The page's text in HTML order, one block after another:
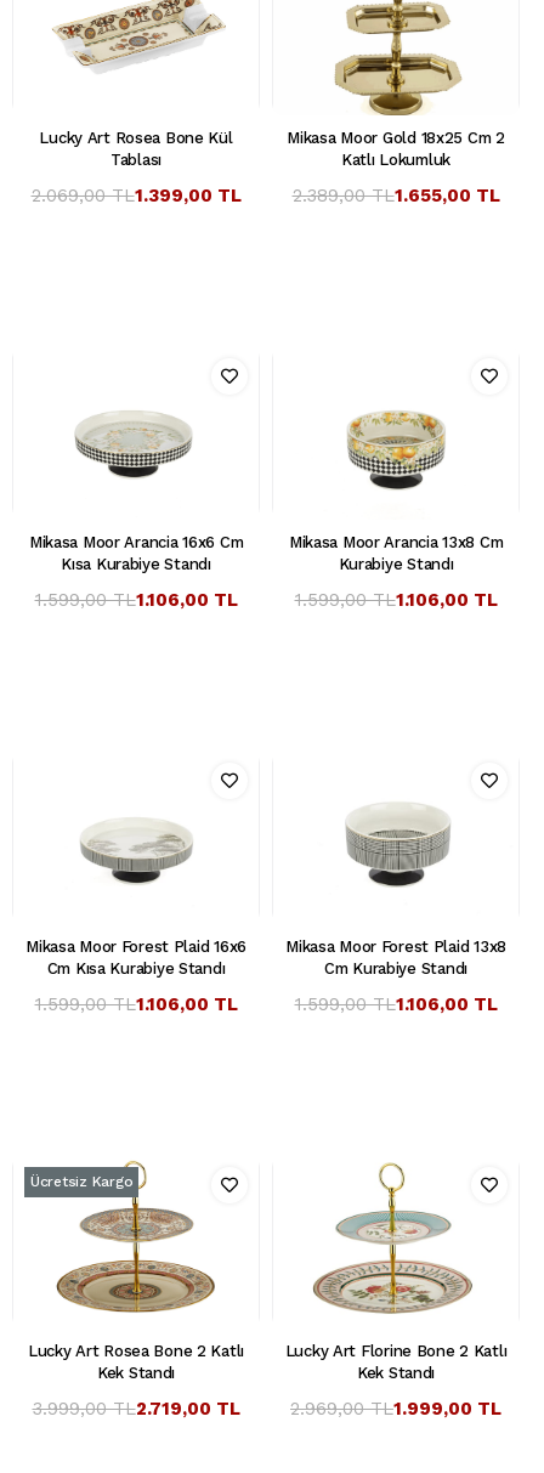
Lucky Art Rosea Bone Kül
Tablası
1.399,00 TL
2.069,00 TL
Mikasa Moor Gold 18x25 Cm 2
Katlı Lokumluk
1.655,00 TL
2.389,00 TL
Mikasa Moor Arancia 16x6 Cm
Kısa Kurabiye Standı
1.106,00 TL
1.599,00 TL
Mikasa Moor Arancia 13x8 Cm
Kurabiye Standı
1.106,00 TL
1.599,00 TL
Mikasa Moor Forest Plaid 16x6
Cm Kısa Kurabiye Standı
1.106,00 TL
1.599,00 TL
Mikasa Moor Forest Plaid 13x8
Cm Kurabiye Standı
1.106,00 TL
1.599,00 TL
Lucky Art Rosea Bone 2 Katlı
Kek Standı
2.719,00 TL
3.999,00 TL
Ücretsiz Kargo
Lucky Art Florine Bone 2 Katlı
Kek Standı
1.999,00 TL
2.969,00 TL